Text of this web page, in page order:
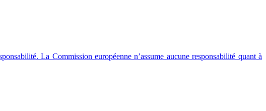
La Commission européenne n’assume aucune responsabilité quant à